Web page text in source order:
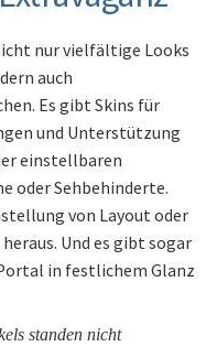
nur vielfältige Looks
auch
Es gibt Skins für
und Unterstützung
einstellbaren
oder Sehbehinderte.
von Layout oder
Und es gibt sogar
in festlichem Glanz
standen nicht